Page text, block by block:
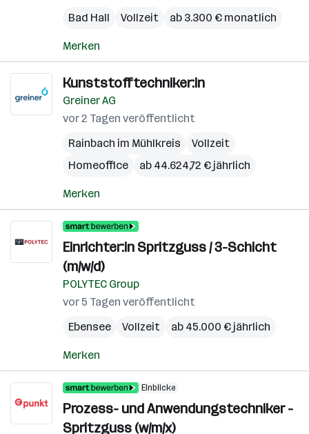
Bad Hall
Vollzeit ab 3.300 € monatlich
Merken
Kunststofftechniker:in
Greiner AG
vor 2 Tagen veröffentlicht
Rainbach im Mühlkreis
Vollzeit
Homeoffice
ab 44.624,72 € jährlich
Merken
Einrichter:in Spritzguss / 3-Schicht
(m/w/d)
POLYTEC Group
vor 5 Tagen veröffentlicht
Ebensee
Vollzeit ab 45.000 € jährlich
Merken
Einblicke
Prozess- und Anwendungstechniker -
Spritzguss (w/m/x)